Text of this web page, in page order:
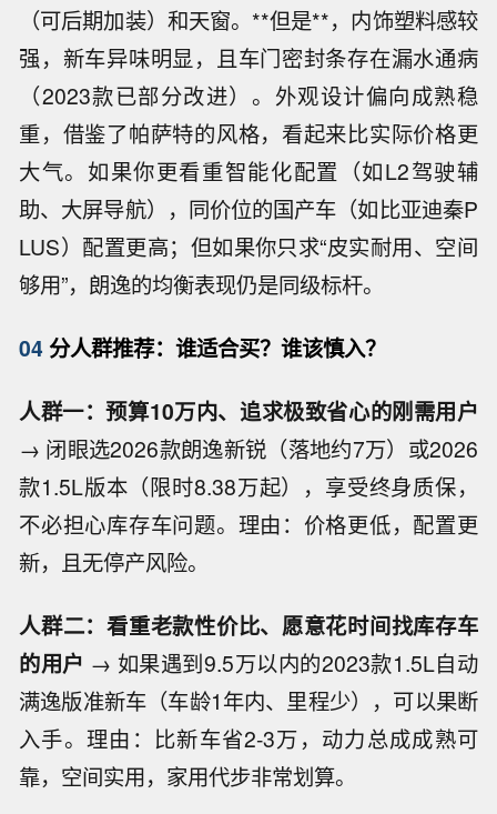
（可后期加装）和天窗。**但是**，内饰塑料感较
强，新车异味明显，且车门密封条存在漏水通病
（2023款已部分改进）。外观设计偏向成熟稳
重，借鉴了帕萨特的风格，看起来比实际价格更
大气。如果你更看重智能化配置（如L2驾驶辅
助、大屏导航），同价位的国产车（如比亚迪秦P
LUS）配置更高；但如果你只求“皮实耐用、空间
够用”，朗逸的均衡表现仍是同级标杆。
04 分人群推荐：谁适合买？谁该慎入？
人群一：预算10万内、追求极致省心的刚需用户
→ 闭眼选2026款朗逸新锐（落地约7万）或2026
款1.5L版本（限时8.38万起），享受终身质保，
不必担心库存车问题。理由：价格更低，配置更
新，且无停产风险。
人群二：看重老款性价比、愿意花时间找库存车
的用户 → 如果遇到9.5万以内的2023款1.5L自动
满逸版准新车（车龄1年内、里程少），可以果断
入手。理由：比新车省2-3万，动力总成成熟可
靠，空间实用，家用代步非常划算。